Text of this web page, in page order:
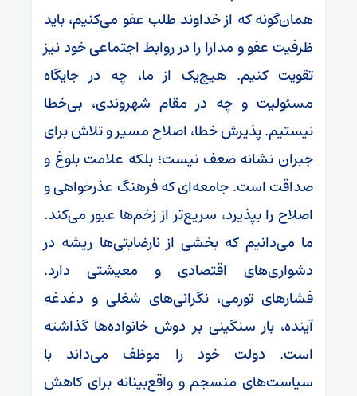
همان‌گونه که از خداوند طلب عفو می‌کنیم، باید
ظرفیت عفو و مدارا را در روابط اجتماعی خود نیز
تقویت کنیم. هیچ‌یک از ما، چه در جایگاه
مسئولیت و چه در مقام شهروندی، بی‌خطا
نیستیم. پذیرش خطا، اصلاح مسیر و تلاش برای
جبران نشانه ضعف نیست؛ بلکه علامت بلوغ و
صداقت است. جامعه‌ای که فرهنگ عذرخواهی و
اصلاح را بپذیرد، سریع‌تر از زخم‌ها عبور می‌کند.
ما می‌دانیم که بخشی از نارضایتی‌ها ریشه در
دشواری‌های اقتصادی و معیشتی دارد.
فشارهای تورمی، نگرانی‌های شغلی و دغدغه
آینده، بار سنگینی بر دوش خانواده‌ها گذاشته
است. دولت خود را موظف می‌داند با
سیاست‌های منسجم و واقع‌بینانه برای کاهش